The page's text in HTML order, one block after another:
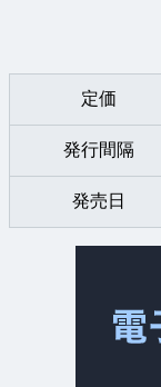
定価
発行間隔
発売日